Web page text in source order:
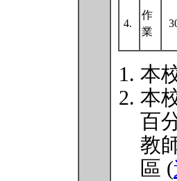
4.
作
業
本
本
百
教
區 (